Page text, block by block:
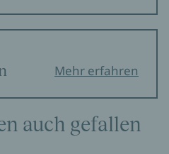
Mehr erfahren
auch gefallen